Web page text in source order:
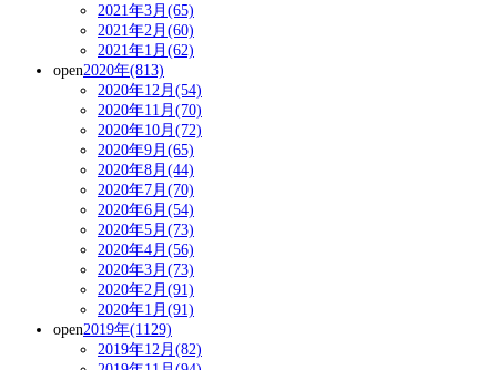
2021年3月(65)
2021年2月(60)
2021年1月(62)
open2020年(813)
2020年12月(54)
2020年11月(70)
2020年10月(72)
2020年9月(65)
2020年8月(44)
2020年7月(70)
2020年6月(54)
2020年5月(73)
2020年4月(56)
2020年3月(73)
2020年2月(91)
2020年1月(91)
open2019年(1129)
2019年12月(82)